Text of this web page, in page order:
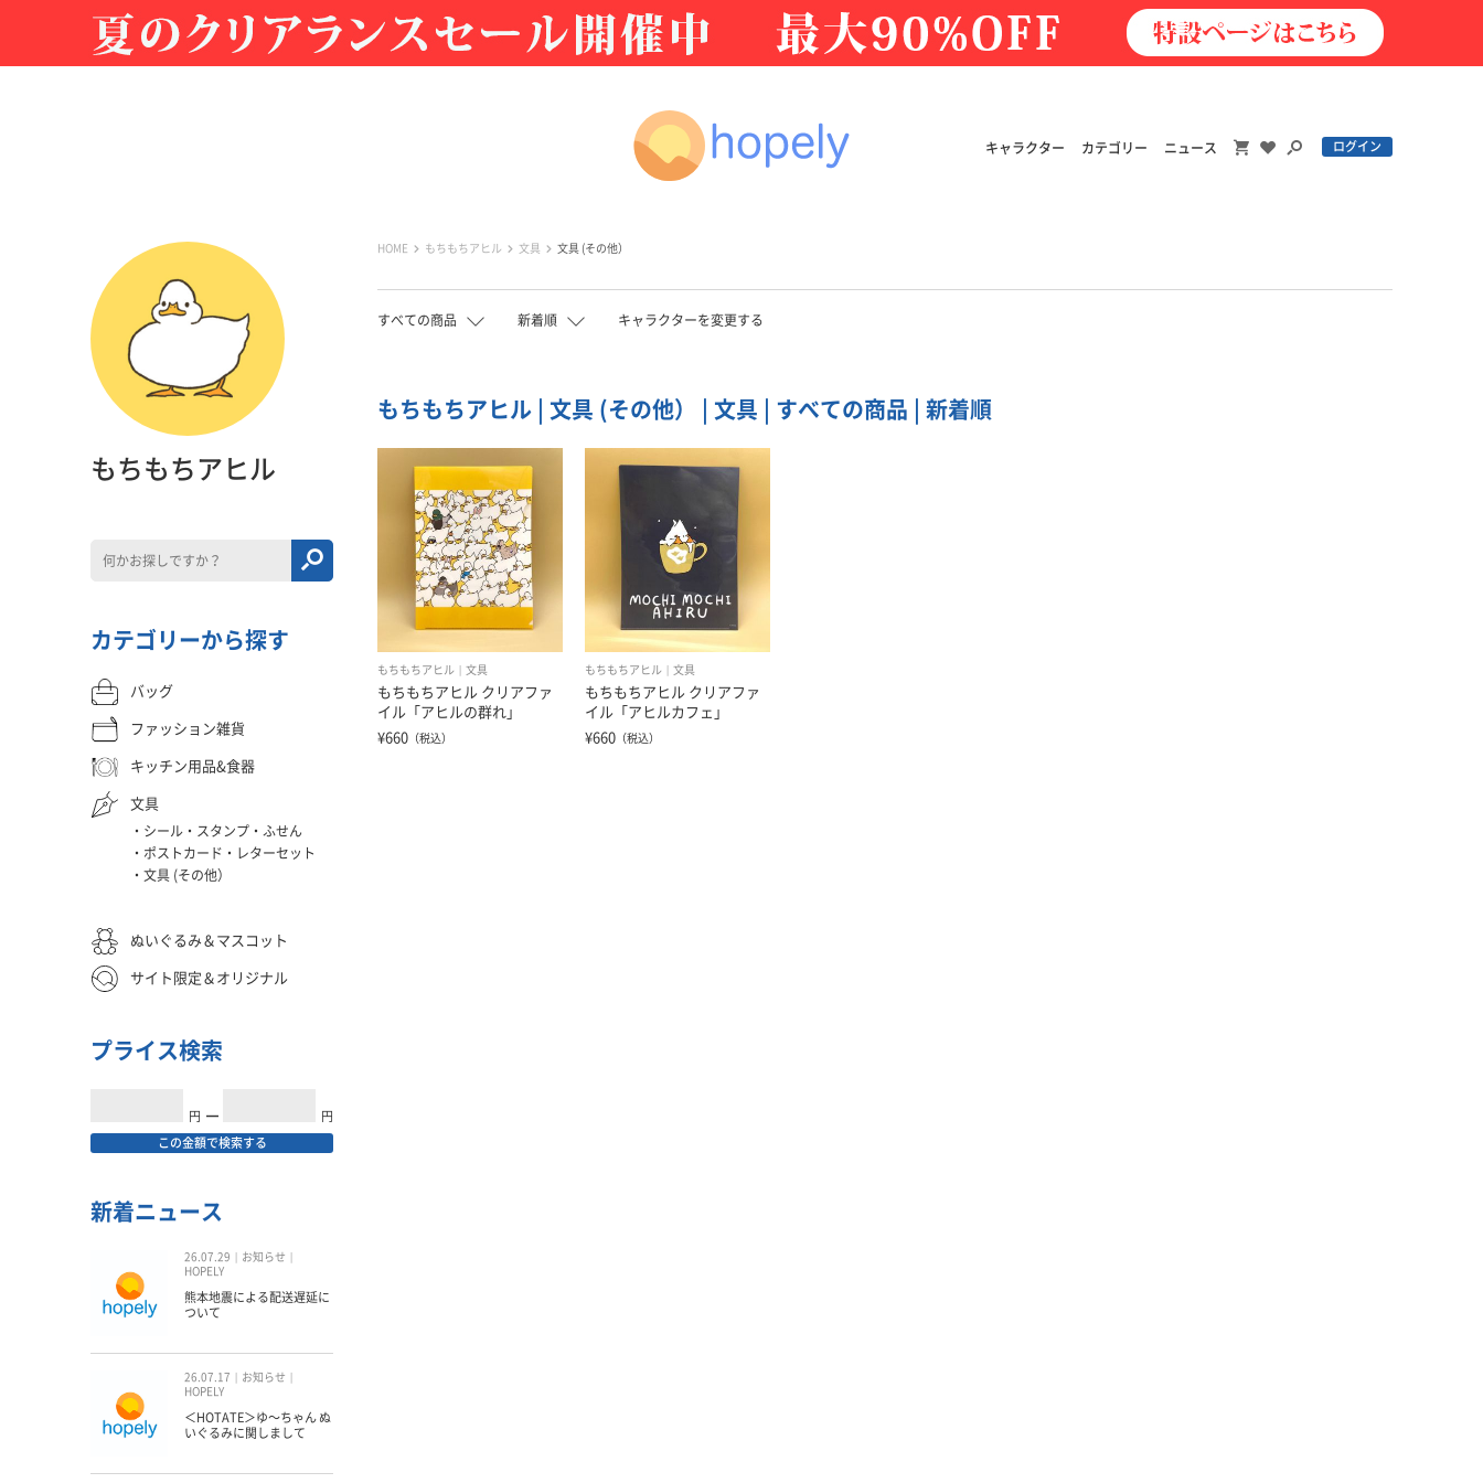
キャラクター カテゴリー ニュース ログイン
HOME もちもちアヒル 文具 文具 (その他）
すべての商品 新着順 キャラクターを変更する
もちもちアヒル | 文具 (その他） | 文具 | すべての商品 | 新着順
もちもちアヒル 文具
もちもちアヒル クリアファ
イル「アヒルの群れ」
¥660 （税込）
もちもちアヒル 文具
もちもちアヒル クリアファ
イル「アヒルカフェ」
¥660 （税込）
もちもちアヒル
カテゴリーから探す
バッグ
ファッション雑貨
キッチン用品&食器
文具
シール・スタンプ・ふせん
ポストカード・レターセット
文具 (その他）
ぬいぐるみ＆マスコット
サイト限定＆オリジナル
プライス検索
円 ━ 円
この金額で検索する
新着ニュース
26.07.29
お知らせ
HOPELY
熊本地震による配送遅延に
ついて
26.07.17
お知らせ
HOPELY
＜HOTATE＞ゆ〜ちゃん ぬ
いぐるみに関しまして